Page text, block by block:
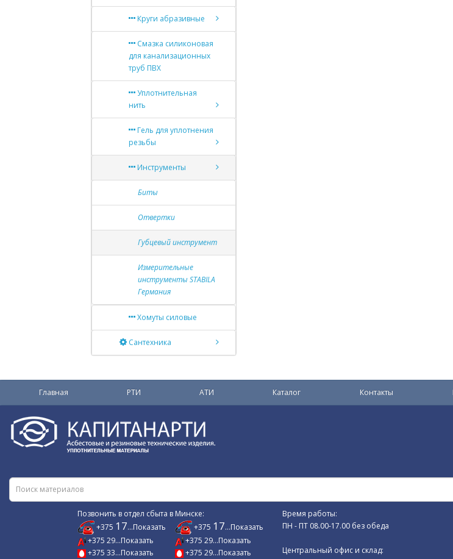
Круги абразивные
Смазка силиконовая
для канализационных
труб ПВХ
Уплотнительная
нить
Гель для уплотнения
резьбы
Инструменты
Биты
Отвертки
Губцевый инструмент
Измерительные
инструменты STABILA
Германия
Хомуты силовые
Сантехника
Главная РТИ АТИ Каталог Контакты
Позвонить в отдел сбыта в Минске:
+375 17...Показать
+375 29...Показать
+375 33...Показать
+375 17...Показать
+375 29...Показать
+375 29...Показать
Время работы:
ПН - ПТ 08.00-17.00 без обеда
Центральный офис и склад: